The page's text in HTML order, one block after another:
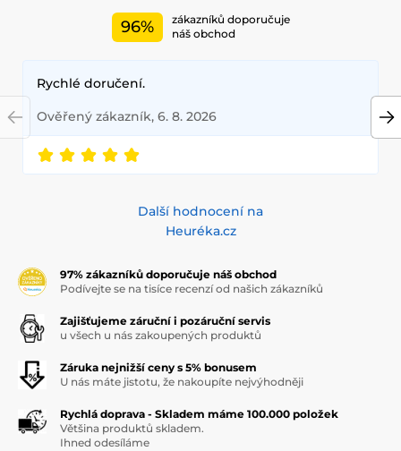
96%
zákazníků doporučuje
náš obchod
Rychlé doručení.
Ověřený zákazník, 6. 8. 2026
Další hodnocení na
Heuréka.cz
97% zákazníků doporučuje náš obchod
Podívejte se na tisíce recenzí od našich zákazníků
Zajišťujeme záruční i pozáruční servis
u všech u nás zakoupených produktů
Záruka nejnižší ceny s 5% bonusem
U nás máte jistotu, že nakoupíte nejvýhodněji
Rychlá doprava - Skladem máme 100.000 položek
Většina produktů skladem.
Ihned odesíláme